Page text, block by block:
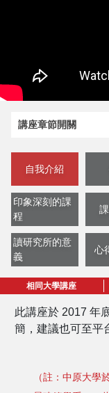
講座章節開關
自我介紹
印象深刻的課
程
讀研究所的意
義
心
相同大學講座
此講座於 2017 年
簡，建議也可至平
（註：中原大學